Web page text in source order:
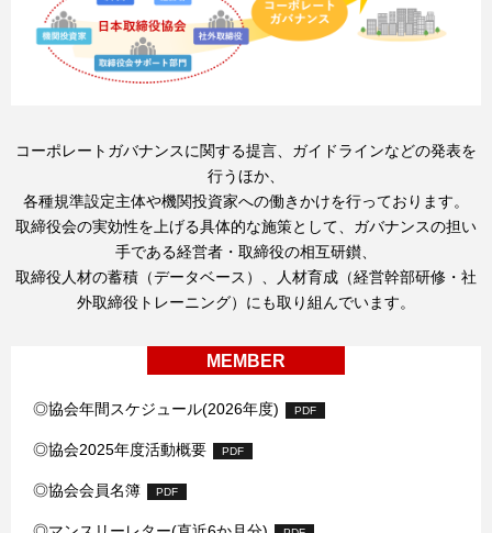
コーポレートガバナンスに関する提言、ガイドラインなどの発表を
行うほか、
各種規準設定主体や機関投資家への働きかけを行っております。
取締役会の実効性を上げる具体的な施策として、ガバナンスの担い
手である経営者・取締役の相互研鑚、
取締役人材の蓄積（データベース）、人材育成（経営幹部研修・社
外取締役トレーニング）にも取り組んでいます。
MEMBER
◎協会年間スケジュール(2026年度) PDF
◎協会2025年度活動概要 PDF
◎協会会員名簿 PDF